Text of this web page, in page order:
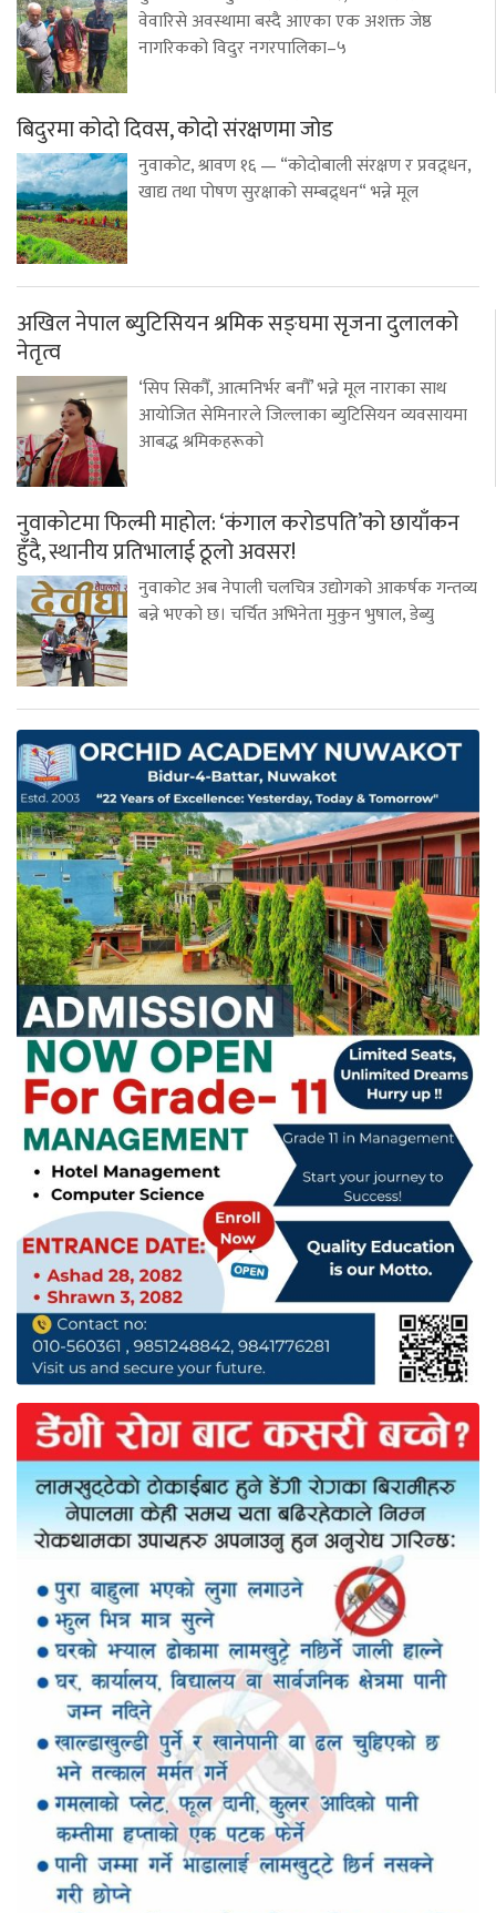
वेवारिसे अवस्थामा बस्दै आएका एक अशक्त जेष्ठ
नागरिकको विदुर नगरपालिका–५
बिदुरमा कोदो दिवस, कोदो संरक्षणमा जोड
नुवाकोट, श्रावण १६ — “कोदोबाली संरक्षण र प्रवद्र्धन,
खाद्य तथा पोषण सुरक्षाको सम्बद्र्धन“ भन्ने मूल
अखिल नेपाल ब्युटिसियन श्रमिक सङ्घमा सृजना दुलालको
नेतृत्व
‘सिप सिकौँ, आत्मनिर्भर बनौँ’ भन्ने मूल नाराका साथ
आयोजित सेमिनारले जिल्लाका ब्युटिसियन व्यवसायमा
आबद्ध श्रमिकहरूको
नुवाकोटमा फिल्मी माहोल: ‘कंगाल करोडपति’को छायाँकन
हुँदै, स्थानीय प्रतिभालाई ठूलो अवसर!
नुवाकोट अब नेपाली चलचित्र उद्योगको आकर्षक गन्तव्य
बन्ने भएको छ। चर्चित अभिनेता मुकुन भुषाल, डेब्यु